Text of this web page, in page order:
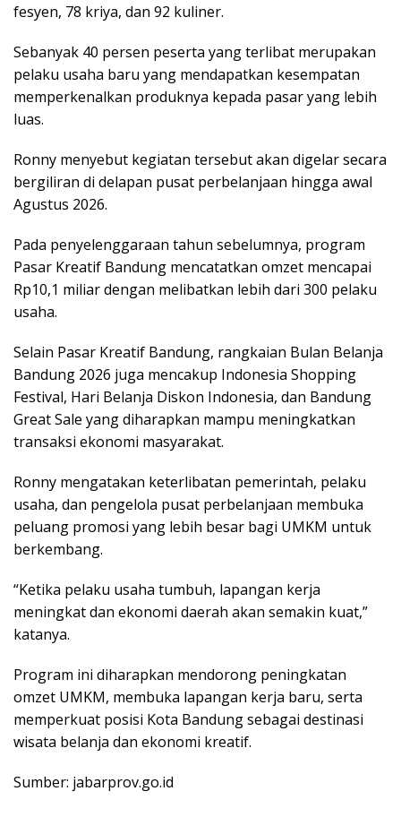
fesyen, 78 kriya, dan 92 kuliner.
Sebanyak 40 persen peserta yang terlibat merupakan
pelaku usaha baru yang mendapatkan kesempatan
memperkenalkan produknya kepada pasar yang lebih
luas.
Ronny menyebut kegiatan tersebut akan digelar secara
bergiliran di delapan pusat perbelanjaan hingga awal
Agustus 2026.
Pada penyelenggaraan tahun sebelumnya, program
Pasar Kreatif Bandung mencatatkan omzet mencapai
Rp10,1 miliar dengan melibatkan lebih dari 300 pelaku
usaha.
Selain Pasar Kreatif Bandung, rangkaian Bulan Belanja
Bandung 2026 juga mencakup Indonesia Shopping
Festival, Hari Belanja Diskon Indonesia, dan Bandung
Great Sale yang diharapkan mampu meningkatkan
transaksi ekonomi masyarakat.
Ronny mengatakan keterlibatan pemerintah, pelaku
usaha, dan pengelola pusat perbelanjaan membuka
peluang promosi yang lebih besar bagi UMKM untuk
berkembang.
“Ketika pelaku usaha tumbuh, lapangan kerja
meningkat dan ekonomi daerah akan semakin kuat,”
katanya.
Program ini diharapkan mendorong peningkatan
omzet UMKM, membuka lapangan kerja baru, serta
memperkuat posisi Kota Bandung sebagai destinasi
wisata belanja dan ekonomi kreatif.
Sumber: jabarprov.go.id